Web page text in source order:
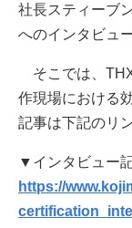
社長スティーブ
へのインタビュ
そこでは、
作現場における
記事は下記のリ
▼インタビュー
https://